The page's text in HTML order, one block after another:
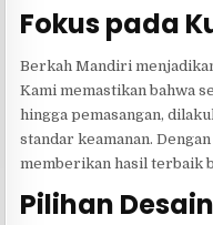
Fokus pada
Berkah Mandiri
Kami memastikan bahwa
hingga pemasangan,
standar keamanan.
memberikan hasil terbaik
Pilihan